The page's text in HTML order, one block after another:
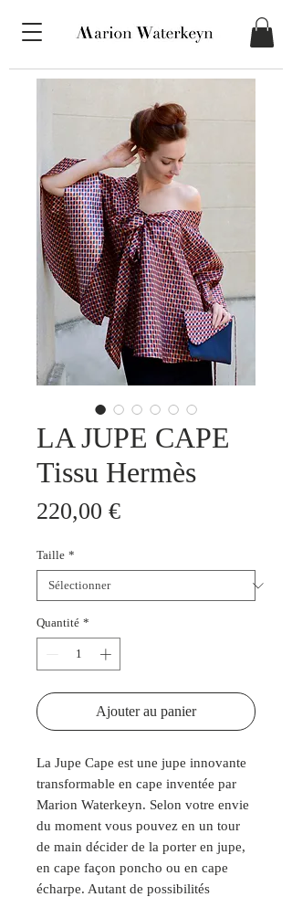
LA JUPE CAPE
Tissu Hermès
220,00 €Prix
Taille *
Quantité *
Ajouter au panier
La Jupe Cape est une jupe innovante
transformable en cape inventée par
Marion Waterkeyn. Selon votre envie
du moment vous pouvez en un tour
de main décider de la porter en jupe,
en cape façon poncho ou en cape
écharpe. Autant de possibilités